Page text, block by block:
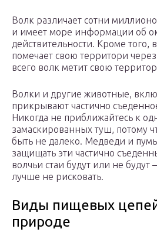
Волк различает сотни
и имеет море информации об
действительности. Кроме того,
помечает свою территори
всего волк метит свою
Волки и другие животные,
прикрывают частично
Никогда не приближайтесь к
замаскированных туш, потому
быть не далеко. Медведи и
защищать эти частично
волчьи стаи будут или не
лучше не рисковать.
Виды пищевых
природе